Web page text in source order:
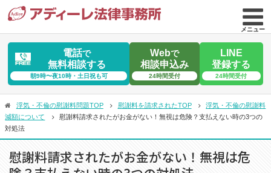
メニュー
電話で
無料相談する
朝9時〜夜10時・土日祝も可
Webで
相談申込み
24時間受付
LINE
登録する
24時間受付
浮気・不倫の慰謝料問題TOP 慰謝料を請求されたTOP
浮気・不倫の慰謝料
減額について
慰謝料請求されたがお金がない！無視は危険？支払えない時の3つの
対処法
慰謝料請求されたがお金がない！無視は危